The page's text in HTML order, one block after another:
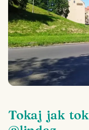
Tokaj jak